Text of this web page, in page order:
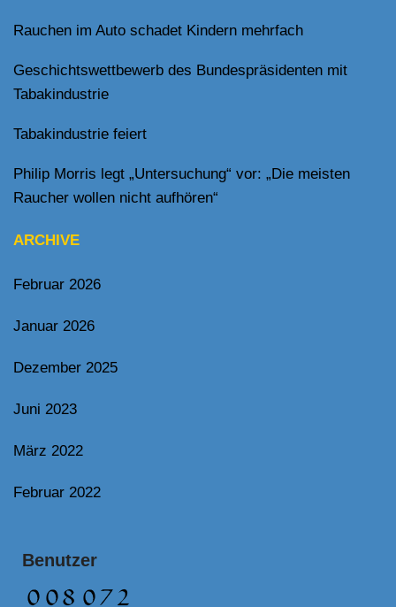
Rauchen im Auto schadet Kindern mehrfach
Geschichtswettbewerb des Bundespräsidenten mit
Tabakindustrie
Tabakindustrie feiert
Philip Morris legt „Untersuchung“ vor: „Die meisten
Raucher wollen nicht aufhören“
ARCHIVE
Februar 2026
Januar 2026
Dezember 2025
Juni 2023
März 2022
Februar 2022
Benutzer